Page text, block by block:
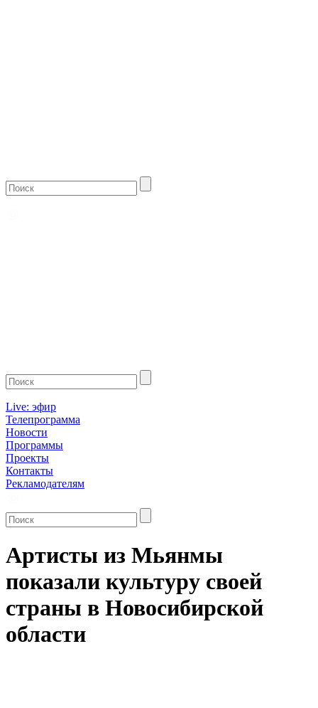
Live: эфир
Телепрограмма
Новости
Программы
Проекты
Контакты
Рекламодателям
Артисты из Мьянмы
показали культуру своей
страны в Новосибирской
области